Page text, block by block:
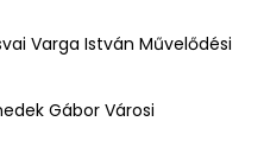
Varga István Művelődési
Gábor Városi